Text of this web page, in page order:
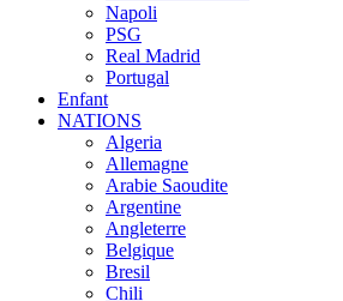
Napoli
PSG
Real Madrid
Portugal
Enfant
NATIONS
Algeria
Allemagne
Arabie Saoudite
Argentine
Angleterre
Belgique
Bresil
Chili